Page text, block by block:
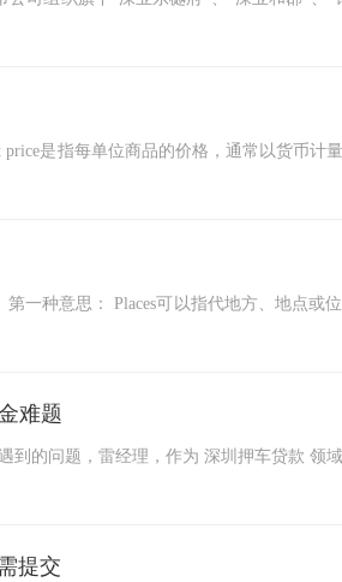
是指每单位商品的价格，通常以货币计
一种意思： Places可以指代地方、地点或
难题
到的问题，雷经理，作为 深圳押车贷款 领
提交